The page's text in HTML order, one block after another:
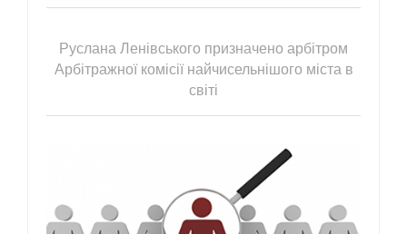
Руслана Ленівського призначено арбітром
Арбітражної комісії найчисельнішого міста в
світі